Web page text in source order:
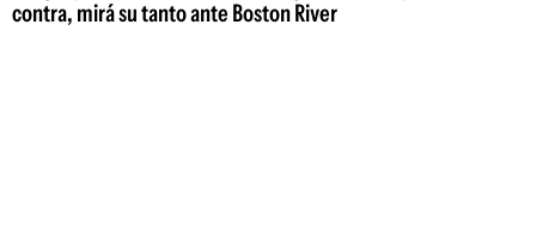
contra, mirá su tanto ante Boston River